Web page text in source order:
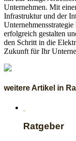
Unternehmen. Mit
Infrastruktur und der
erfolgreich gestalten
den Schritt in die
Zukunft für Ihr
weitere Artikel in
Ratgeber